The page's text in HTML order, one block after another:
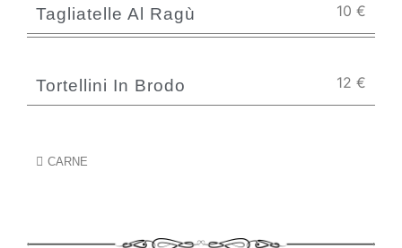
Tagliatelle Al Ragù 10 €
Tortellini In Brodo 12 €
CARNE